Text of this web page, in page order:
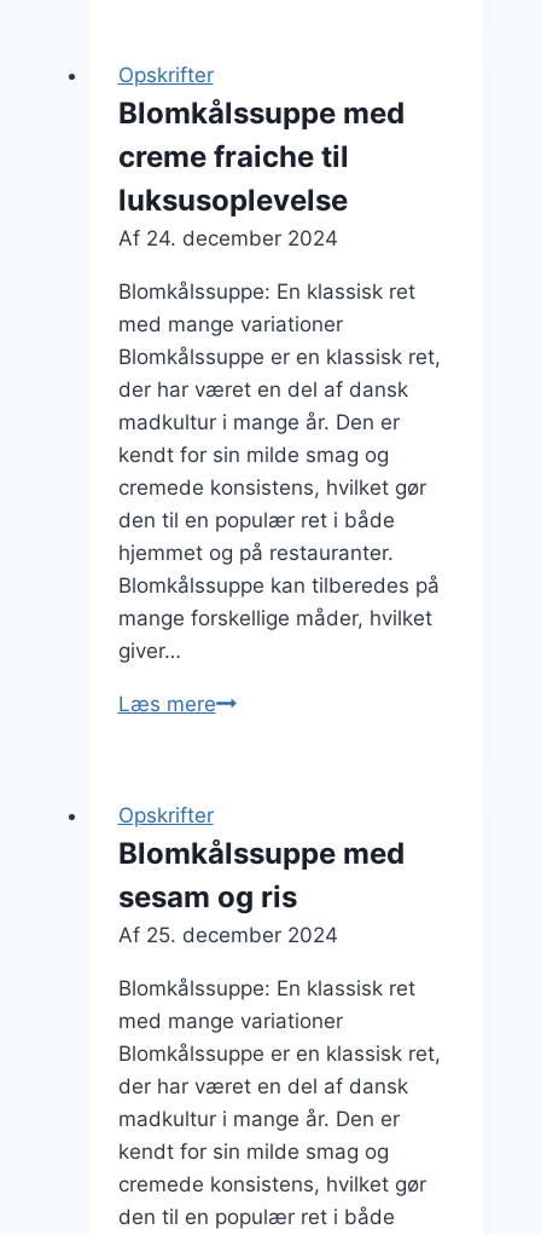
alle
Opskrifter
Blomkålssuppe med
creme fraiche til
luksusoplevelse
Af 24. december 2024
Blomkålssuppe: En klassisk ret
med mange variationer
Blomkålssuppe er en klassisk ret,
der har været en del af dansk
madkultur i mange år. Den er
kendt for sin milde smag og
cremede konsistens, hvilket gør
den til en populær ret i både
hjemmet og på restauranter.
Blomkålssuppe kan tilberedes på
mange forskellige måder, hvilket
giver…
Læs mereBlomkålssuppe
luksusoplevelse
Opskrifter
Blomkålssuppe med
sesam og ris
Af 25. december 2024
Blomkålssuppe: En klassisk ret
med mange variationer
Blomkålssuppe er en klassisk ret,
der har været en del af dansk
madkultur i mange år. Den er
kendt for sin milde smag og
cremede konsistens, hvilket gør
den til en populær ret i både